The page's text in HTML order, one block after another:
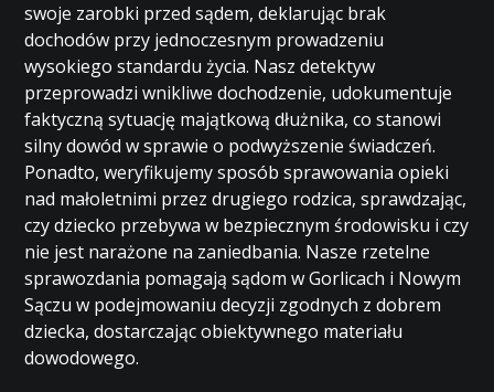
swoje zarobki przed sądem, deklarując brak
dochodów przy jednoczesnym prowadzeniu
wysokiego standardu życia. Nasz detektyw
przeprowadzi wnikliwe dochodzenie, udokumentuje
faktyczną sytuację majątkową dłużnika, co stanowi
silny dowód w sprawie o podwyższenie świadczeń.
Ponadto, weryfikujemy sposób sprawowania opieki
nad małoletnimi przez drugiego rodzica, sprawdzając,
czy dziecko przebywa w bezpiecznym środowisku i czy
nie jest narażone na zaniedbania. Nasze rzetelne
sprawozdania pomagają sądom w Gorlicach i Nowym
Sączu w podejmowaniu decyzji zgodnych z dobrem
dziecka, dostarczając obiektywnego materiału
dowodowego.